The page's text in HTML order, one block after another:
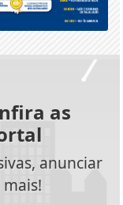
as
anunciar